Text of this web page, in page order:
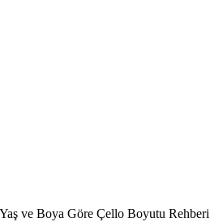
Yaş ve Boya Göre Çello Boyutu Rehberi